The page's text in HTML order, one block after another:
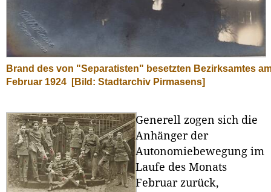
Brand des von "Separatisten" besetzten Bezirksamtes
Februar 1924
[Bild: Stadtarchiv Pirmasens]
Generell zogen sich die
Anhänger der
Autonomiebewegung im
Laufe des Monats
Februar zurück,